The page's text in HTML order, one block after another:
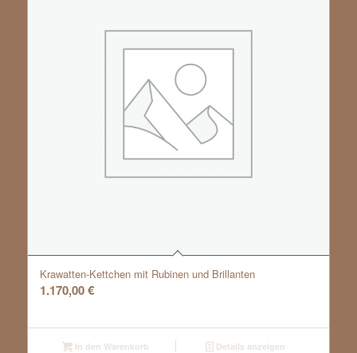
Krawatten-Kettchen mit Rubinen und Brillanten
1.170,00€
In den Warenkorb Details anzeigen